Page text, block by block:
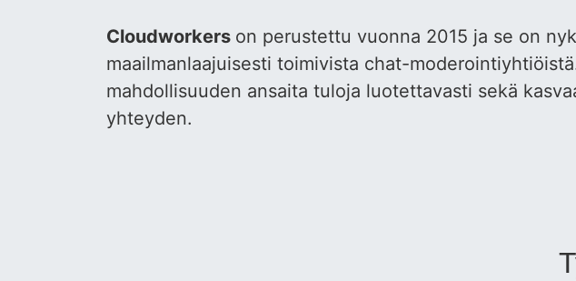
Cloudworkers on perustettu vuonna 2015 ja se on
maailmanlaajuisesti toimivista chat-
mahdollisuuden ansaita tuloja luotettavasti sekä
yhteyden.